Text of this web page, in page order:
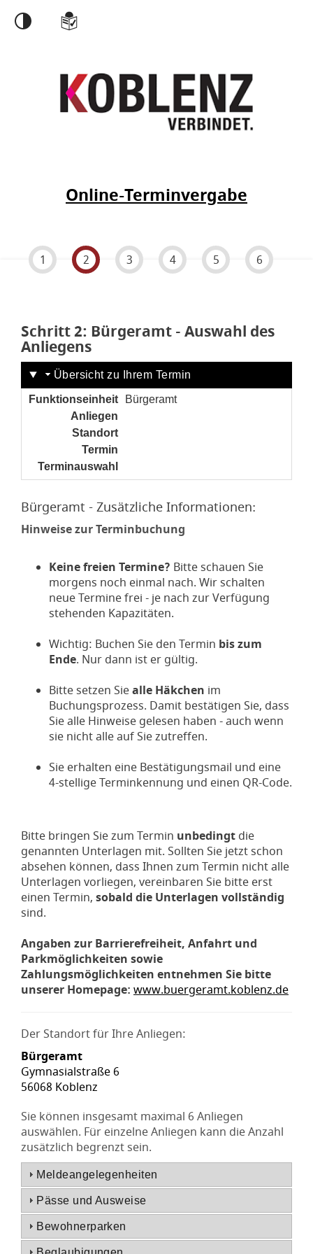
Online-Terminvergabe
1 2 3 4 5 6
Schritt 2von 6
: Bürgeramt - Auswahl des
Anliegens
Übersicht zu Ihrem Termin
Funktionseinheit
Bürgeramt
Anliegen
Standort
Termin
Terminauswahl
Bürgeramt - Zusätzliche Informationen:
Hinweise zur Terminbuchung
Keine freien Termine? Bitte schauen Sie
morgens noch einmal nach. Wir schalten
neue Termine frei - je nach zur Verfügung
stehenden Kapazitäten.
Wichtig: Buchen Sie den Termin bis zum
Ende. Nur dann ist er gültig.
Bitte setzen Siealle Häkchen im
Buchungsprozess. Damit bestätigen Sie, dass
Sie alle Hinweise gelesen haben - auch wenn
sie nicht alle auf Sie zutreffen.
Sie erhalten eine Bestätigungsmail und eine
4-stellige Terminkennung und einen QR-Code.
Bitte bringen Sie zum Termin unbedingt die
genannten Unterlagen mit. Sollten Sie jetzt schon
absehen können, dass Ihnen zum Termin nicht alle
Unterlagen vorliegen, vereinbaren Sie bitte erst
einen Termin, sobald die Unterlagen vollständig
sind.
Angaben zur Barrierefreiheit, Anfahrt und
Parkmöglichkeiten sowie
Zahlungsmöglichkeiten entnehmen Sie bitte
unserer Homepage: www.buergeramt.koblenz.de
Der Standort für Ihre Anliegen:
Bürgeramt
Gymnasialstraße 6
56068 Koblenz
Sie können insgesamt maximal 6 Anliegen
auswählen. Für einzelne Anliegen kann die Anzahl
zusätzlich begrenzt sein.
Meldeangelegenheiten
Pässe und Ausweise
Bewohnerparken